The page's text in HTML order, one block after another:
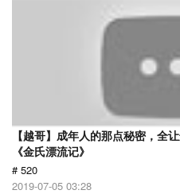
【越哥】成年人的那点秘密，全
《金氏漂流记》
# 520
2019-07-05 03:28